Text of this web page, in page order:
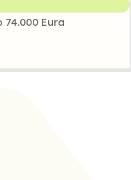
Eura